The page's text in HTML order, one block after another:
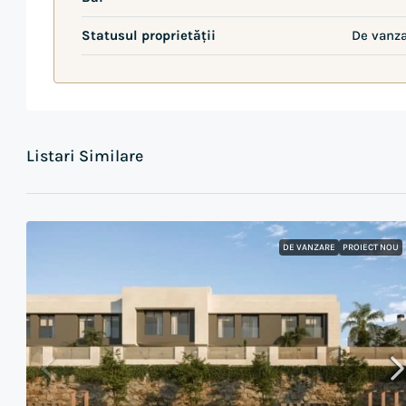
Statusul proprietății De
Listari Similare
DE VANZARE PROIECT NOU